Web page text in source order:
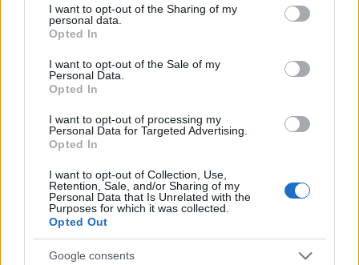
not limited to your visit or usage behaviour. You may click to
grant or deny consent to Google and its third-party tags to
use your data for below specified purposes in below Google
consent section.
I want to opt-out of the Sharing of my
personal data.
Opted In
I want to opt-out of the Sale of my
Personal Data.
Opted In
I want to opt-out of processing my
Personal Data for Targeted Advertising.
Opted In
I want to opt-out of Collection, Use,
Retention, Sale, and/or Sharing of my
Personal Data that Is Unrelated with the
Purposes for which it was collected.
Opted Out
Google consents
Vidoser cierra una ronda puente de 1
millón de euros, supera los 5 millones de
2026 y lanza su plataforma de Creator
Marketing en España
Vidoser, la marca internacional de go-to-market de